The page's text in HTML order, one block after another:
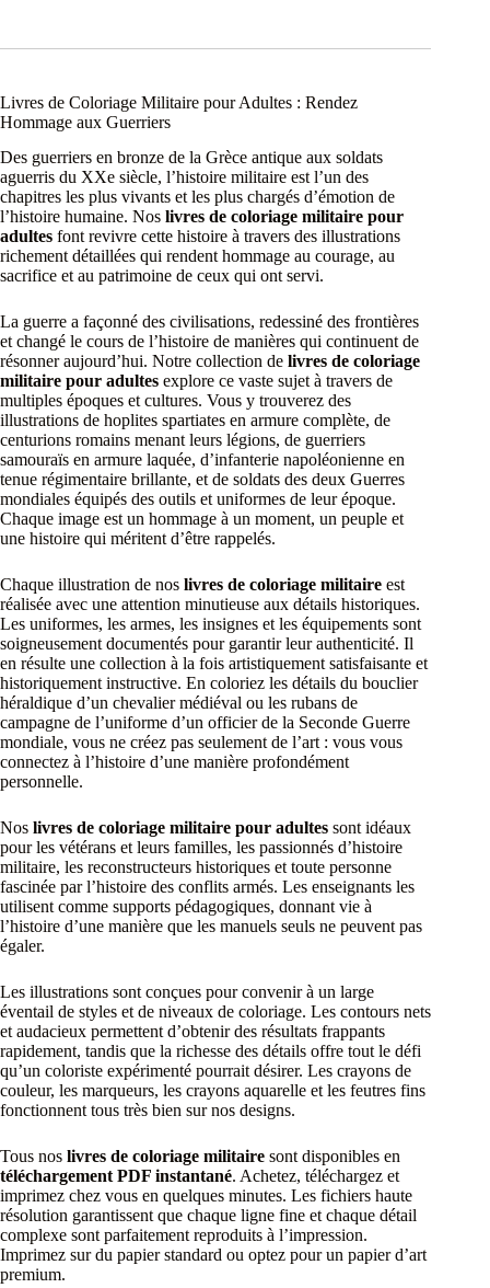
Livres de Coloriage Militaire pour Adultes : Rendez
Hommage aux Guerriers
Des guerriers en bronze de la Grèce antique aux soldats
aguerris du XXe siècle, l’histoire militaire est l’un des
chapitres les plus vivants et les plus chargés d’émotion de
l’histoire humaine. Nos livres de coloriage militaire pour
adultes font revivre cette histoire à travers des illustrations
richement détaillées qui rendent hommage au courage, au
sacrifice et au patrimoine de ceux qui ont servi.
La guerre a façonné des civilisations, redessiné des frontières
et changé le cours de l’histoire de manières qui continuent de
résonner aujourd’hui. Notre collection de livres de coloriage
militaire pour adultes explore ce vaste sujet à travers de
multiples époques et cultures. Vous y trouverez des
illustrations de hoplites spartiates en armure complète, de
centurions romains menant leurs légions, de guerriers
samouraïs en armure laquée, d’infanterie napoléonienne en
tenue régimentaire brillante, et de soldats des deux Guerres
mondiales équipés des outils et uniformes de leur époque.
Chaque image est un hommage à un moment, un peuple et
une histoire qui méritent d’être rappelés.
Chaque illustration de nos livres de coloriage militaire est
réalisée avec une attention minutieuse aux détails historiques.
Les uniformes, les armes, les insignes et les équipements sont
soigneusement documentés pour garantir leur authenticité. Il
en résulte une collection à la fois artistiquement satisfaisante et
historiquement instructive. En coloriez les détails du bouclier
héraldique d’un chevalier médiéval ou les rubans de
campagne de l’uniforme d’un officier de la Seconde Guerre
mondiale, vous ne créez pas seulement de l’art : vous vous
connectez à l’histoire d’une manière profondément
personnelle.
Nos livres de coloriage militaire pour adultes sont idéaux
pour les vétérans et leurs familles, les passionnés d’histoire
militaire, les reconstructeurs historiques et toute personne
fascinée par l’histoire des conflits armés. Les enseignants les
utilisent comme supports pédagogiques, donnant vie à
l’histoire d’une manière que les manuels seuls ne peuvent pas
égaler.
Les illustrations sont conçues pour convenir à un large
éventail de styles et de niveaux de coloriage. Les contours nets
et audacieux permettent d’obtenir des résultats frappants
rapidement, tandis que la richesse des détails offre tout le défi
qu’un coloriste expérimenté pourrait désirer. Les crayons de
couleur, les marqueurs, les crayons aquarelle et les feutres fins
fonctionnent tous très bien sur nos designs.
Tous nos livres de coloriage militaire sont disponibles en
téléchargement PDF instantané. Achetez, téléchargez et
imprimez chez vous en quelques minutes. Les fichiers haute
résolution garantissent que chaque ligne fine et chaque détail
complexe sont parfaitement reproduits à l’impression.
Imprimez sur du papier standard ou optez pour un papier d’art
premium.